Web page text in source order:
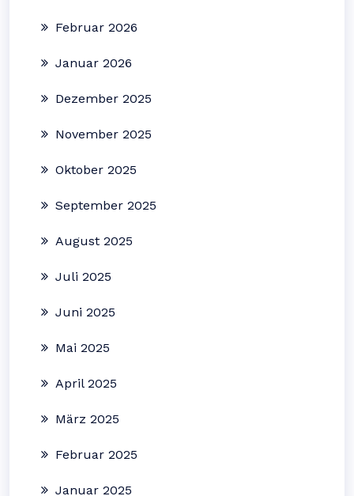
Februar 2026
Januar 2026
Dezember 2025
November 2025
Oktober 2025
September 2025
August 2025
Juli 2025
Juni 2025
Mai 2025
April 2025
März 2025
Februar 2025
Januar 2025